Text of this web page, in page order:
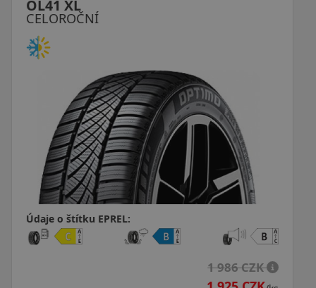
CELOROČNÍ
Údaje o štítku EPREL:
2 280